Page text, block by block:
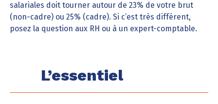
salariales doit tourner autour de 23% de votre brut
(non-cadre) ou 25% (cadre). Si c’est très différent,
posez la question aux RH ou à un expert-comptable.
L’essentiel